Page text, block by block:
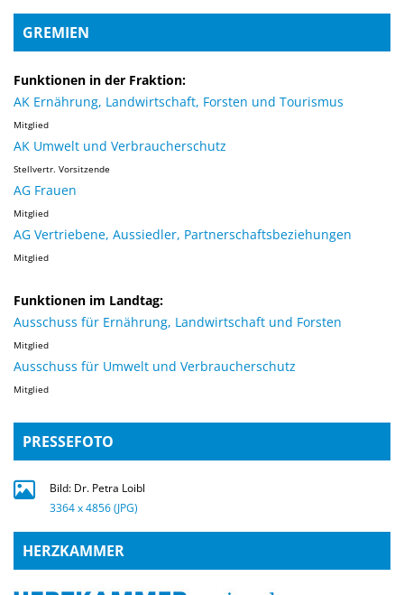
GREMIEN
Funktionen in der Fraktion:
AK Ernährung, Landwirtschaft, Forsten und Tourismus
Mitglied
AK Umwelt und Verbraucherschutz
Stellvertr. Vorsitzende
AG Frauen
Mitglied
AG Vertriebene, Aussiedler, Partnerschaftsbeziehungen
Mitglied
Funktionen im Landtag:
Ausschuss für Ernährung, Landwirtschaft und Forsten
Mitglied
Ausschuss für Umwelt und Verbraucherschutz
Mitglied
PRESSEFOTO
Bild: Dr. Petra Loibl
3364 x 4856 (JPG)
HERZKAMMER